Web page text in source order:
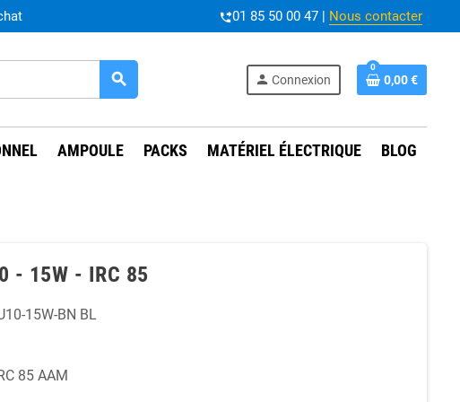
phone_forwarded01 85 50 00 47 | Nous contacter
search person Connexion
0
0,00 €
AMPOULE PACKS MATÉRIEL ÉLECTRIQUE BLOG
- 15W - IRC 85
15W-BN BL
85 AAM